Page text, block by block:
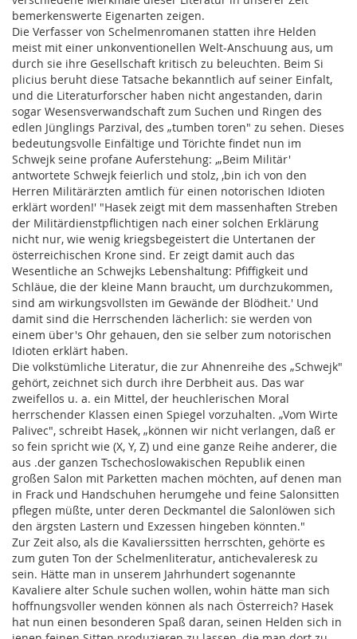
bemerkenswerte Eigenarten zeigen.
Die Verfasser von Schelmenromanen statten ihre Helden
meist mit einer unkonventionellen Welt-Anschuung aus, um
durch sie ihre Gesellschaft kritisch zu beleuchten. Beim Si
plicius beruht diese Tatsache bekanntlich auf seiner Einfalt,
und die Literaturforscher haben nicht angestanden, darin
sogar Wesensverwandschaft zum Suchen und Ringen des
edlen Jünglings Parzival, des „tumben toren" zu sehen. Dieses
bedeutungsvolle Einfältige und Törichte findet nun im
Schwejk seine profane Auferstehung: ,„Beim Militär'
antwortete Schwejk feierlich und stolz, ,bin ich von den
Herren Militärärzten amtlich für einen notorischen Idioten
erklärt worden!' "Hasek zeigt mit dem massenhaften Streben
der Militärdienstpflichtigen nach einer solchen Erklärung
nicht nur, wie wenig kriegsbegeistert die Untertanen der
österreichischen Krone sind. Er zeigt damit auch das
Wesentliche an Schwejks Lebenshaltung: Pfiffigkeit und
Schläue, die der kleine Mann braucht, um durchzukommen,
sind am wirkungsvollsten im Gewände der Blödheit.' Und
damit sind die Herrschenden lächerlich: sie werden von
einem über's Ohr gehauen, den sie selber zum notorischen
Idioten erklärt haben.
Die volkstümliche Literatur, die zur Ahnenreihe des „Schwejk"
gehört, zeichnet sich durch ihre Derbheit aus. Das war
zweifellos u. a. ein Mittel, der heuchlerischen Moral
herrschender Klassen einen Spiegel vorzuhalten. „Vom Wirte
Palivec", schreibt Hasek, „können wir nicht verlangen, daß er
so fein spricht wie (X, Y, Z) und eine ganze Reihe anderer, die
aus .der ganzen Tschechoslowakischen Republik einen
großen Salon mit Parketten machen möchten, auf denen man
in Frack und Handschuhen herumgehe und feine Salonsitten
pflegen müßte, unter deren Deckmantel die Salonlöwen sich
den ärgsten Lastern und Exzessen hingeben könnten."
Zur Zeit also, als die Kavalierssitten herrschten, gehörte es
zum guten Ton der Schelmenliteratur, antichevaleresk zu
sein. Hätte man in unserem Jahrhundert sogenannte
Kavaliere alter Schule suchen wollen, wohin hätte man sich
hoffnungsvoller wenden können als nach Österreich? Hasek
hat nun einen besonderen Spaß daran, seinen Helden sich in